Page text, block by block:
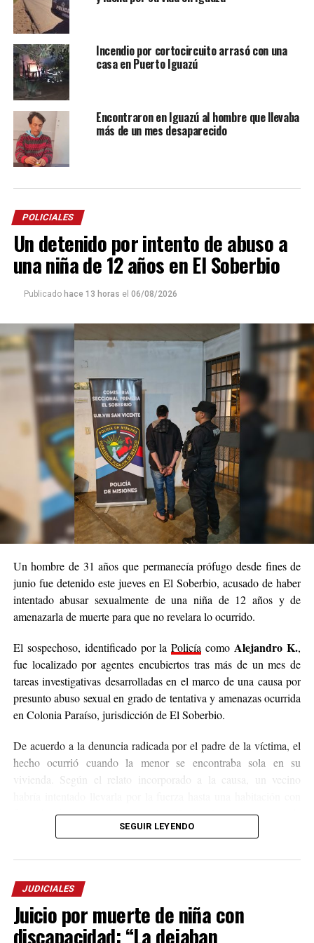
Incendio por cortocircuito arrasó con una
casa en Puerto Iguazú
Encontraron en Iguazú al hombre que llevaba
más de un mes desaparecido
POLICIALES
Un detenido por intento de abuso a
una niña de 12 años en El Soberbio
Publicado hace 13 horas el 06/08/2026
Un hombre de 31 años que permanecía prófugo desde fines de
junio fue detenido este jueves en El Soberbio, acusado de haber
intentado abusar sexualmente de una niña de 12 años y de
amenazarla de muerte para que no revelara lo ocurrido.
El sospechoso, identificado por laPolicía como Alejandro K.,
fue localizado por agentes encubiertos tras más de un mes de
tareas investigativas desarrolladas en el marco de una causa por
presunto abuso sexual en grado de tentativa y amenazas ocurrida
en Colonia Paraíso, jurisdicción de El Soberbio.
De acuerdo a la denuncia radicada por el padre de la víctima, el
hecho ocurrió cuando la menor se encontraba sola en su
vivienda. Según el relato incorporado a la causa, un vecino
fines de abuso sexual, aunque la niña logró escapar. Antes de
huir, el acusado presuntamente laamenazó de muerte
San Vicente ordenó la inmediata detención del sospechoso,
quien escapó y permaneció oculto durante más de un mes.
SEGUIR LEYENDO
JUDICIALES
Juicio por muerte de niña con
discapacidad: “La dejaban